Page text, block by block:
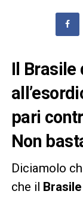
Il
pari
Non
Diciamolo
che il Brasile